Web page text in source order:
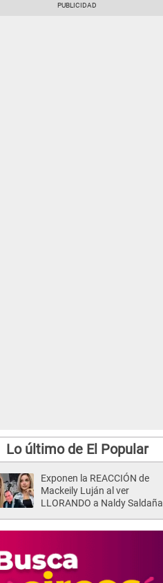
Lo último de El Popular
Exponen la REACCIÓN de
Mackeily Luján al ver
LLORANDO a Naldy Saldaña